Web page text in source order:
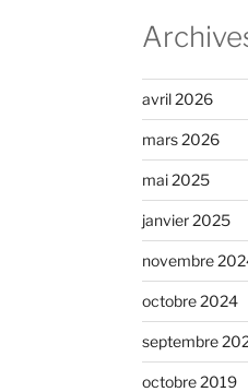
avril 2026
mars 2026
mai 2025
janvier 2025
novembre
octobre 2024
septembre
octobre 2019